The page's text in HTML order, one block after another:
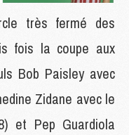
très fermé des
fois la coupe aux
Bob Paisley avec
Zidane avec le
et Pep Guardiola